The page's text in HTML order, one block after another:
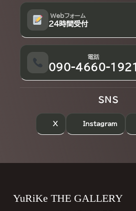
Webフォーム
24時間受付
電話
090-4660-1921
SNS
X Instagram
Footer
YuRiKe THE GALLERY